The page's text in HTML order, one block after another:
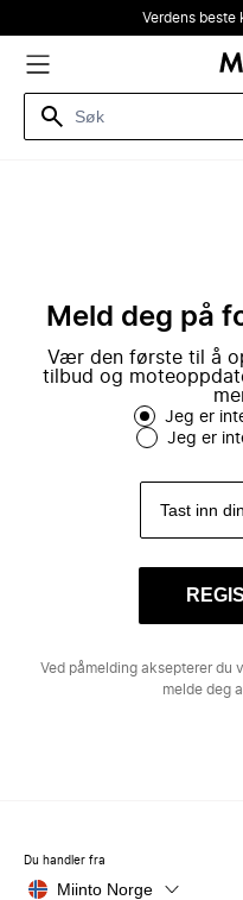
Verdens beste
Meld deg på
Vær den første til å
tilbud og
Jeg er
Jeg er
Ved påmelding aksepterer du
melde deg
Du handler fra
Miinto Norge